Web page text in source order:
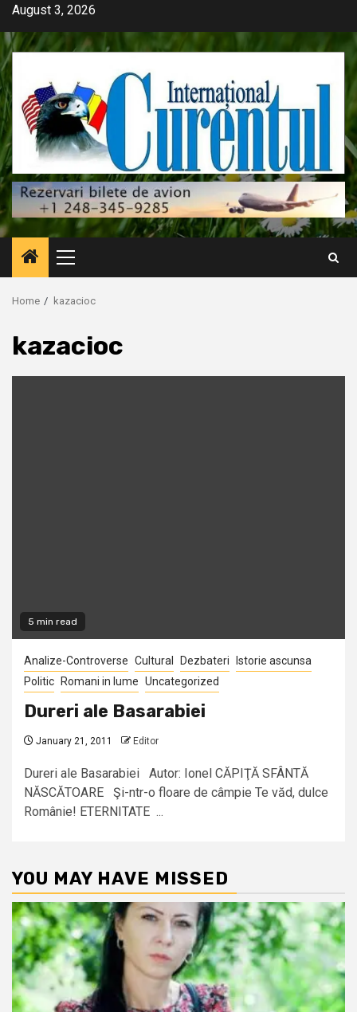
Skip
content
August 3, 2026
Primary
Menu
Home kazacioc
kazacioc
5 min read
Analize-Controverse Cultural Dezbateri
Istorie ascunsa
Politic
Romani in lume Uncategorized
Dureri ale Basarabiei
January 21, 2011 Editor
Dureri ale Basarabiei Autor: Ionel CĂPIŢĂ SFÂNTĂ
NĂSCĂTOARE Şi-ntr-o floare de câmpie Te văd, dulce
Românie! ETERNITATE ...
YOU MAY HAVE MISSED